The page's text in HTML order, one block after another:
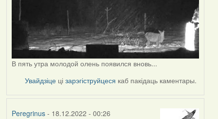
В пять утра молодой олень появился вновь...
Увайдзіце цізарэгіструйцеся каб пакідаць каментары.
Peregrinus- 18.12.2022 - 00:26